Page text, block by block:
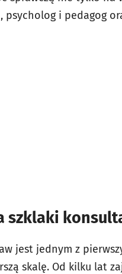
psycholog i pedagog
szklaki
jest jednym z
skalę. Od kilku lat